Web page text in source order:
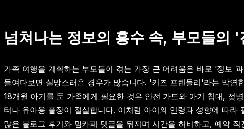
넘쳐나는 정보의 홍수 속, 부모들의
가족 여행을 계획하는 부모들이 겪는 가장 큰 어려움은 바로 '정보
들여다보면 실망스러운 경우가 많습니다. '키즈 프렌들리'라는 막
18개월 아기를 둔 가족에게 필요한 것은 안전 가드와 아기 침대, 젖
터나 유아용 풀장이 절실합니다. 이처럼 아이의 연령과 성향에 따
많은 블로그 후기와 맘카페 댓글을 뒤지며 시간을 허비하고, 예약